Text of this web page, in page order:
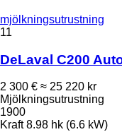
mjölkningsutrustning
11
DeLaval C200
2 300 € ≈ 25 220 kr
Mjölkningsutrustning
1900
Kraft 8.98 hk (6.6 kW)